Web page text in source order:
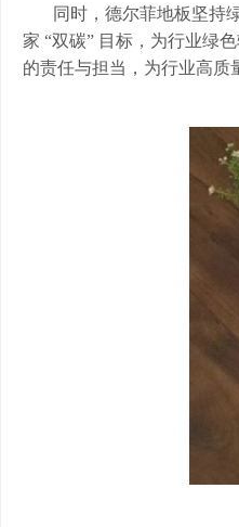
同时，德尔菲地板坚持
家 “双碳” 目标，为行业绿
的责任与担当，为行业高质